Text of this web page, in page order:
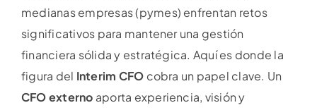
medianas empresas (pymes) enfrentan retos
significativos para mantener una gestión
financiera sólida y estratégica. Aquí es donde la
figura del Interim CFO cobra un papel clave. Un
CFO externo aporta experiencia, visión y